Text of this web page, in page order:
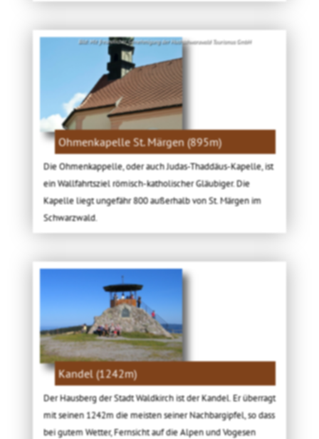
Bild: Mit freundlicher Genehmigung der Hochschwarzwald Tourismus GmbH
Ohmenkapelle St. Märgen (895m)
Die Ohmenkappelle, oder auch Judas-Thaddäus-Kapelle, ist
ein Wallfahrtsziel römisch-katholischer Gläubiger. Die
Kapelle liegt ungefähr 800 außerhalb von St. Märgen im
Schwarzwald.
Kandel (1242m)
Der Hausberg der Stadt Waldkirch ist der Kandel. Er überragt
mit seinen 1242m die meisten seiner Nachbargipfel, so dass
bei gutem Wetter, Fernsicht auf die Alpen und Vogesen